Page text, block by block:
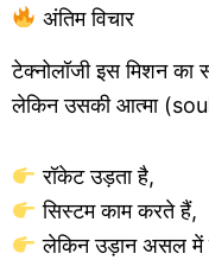
अंतिम विचार
टेक्नोलॉजी इस मिशन का
लेकिन उसकी आत्मा
रॉकेट उड़ता है,
सिस्टम काम करते हैं,
लेकिन उड़ान असल में